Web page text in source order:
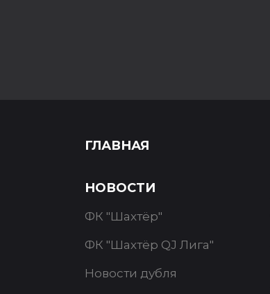
ГЛАВНАЯ
НОВОСТИ
ФК "Шахтёр"
ФК "Шахтёр QJ Лига"
Новости дубля